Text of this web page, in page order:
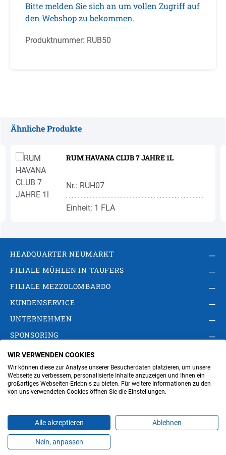
Produkte Favoriten Themen
Bitte melden Sie sich an um vollen Zugriff auf
den Webshop zu bekommen.
Produktnummer: RUB50
Ähnliche Produkte
RUM HAVANA CLUB 7 JAHRE 1L
Nr.: RUH07
Einheit: 1 FLA
HEADQUARTER NEUMARKT
FILIALE MÜHLEN IN TAUFERS
FILIALE MEZZOLOMBARDO
KUNDENSERVICE
UNTERNEHMEN
SPONSORING
AGB Privacy Policy
Impressum
Cookie-Einstellungen ändern
Verwaltung
WIR VERWENDEN COOKIES
Wir können diese zur Analyse unserer Besucherdaten platzieren, um unsere
Webseite zu verbessern, personalisierte Inhalte anzuzeigen und Ihnen ein
großartiges Webseiten-Erlebnis zu bieten. Für weitere Informationen zu den
von uns verwendeten Cookies öffnen Sie die Einstellungen.
Alle akzeptieren Ablehnen
Nein, anpassen